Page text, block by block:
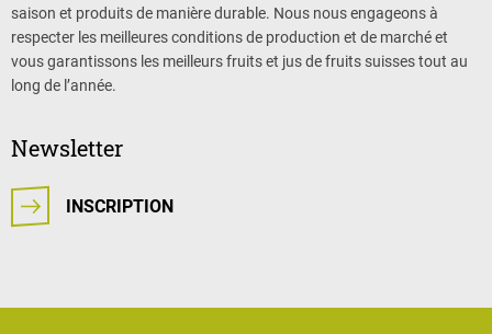
saison et produits de manière durable. Nous nous engageons à
respecter les meilleures conditions de production et de marché et
vous garantissons les meilleurs fruits et jus de fruits suisses tout au
long de l’année.
Newsletter
INSCRIPTION